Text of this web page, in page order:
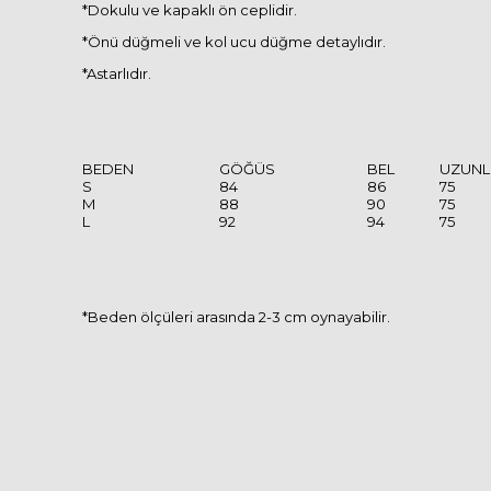
*Dokulu ve kapaklı ön ceplidir.
*Önü düğmeli ve kol ucu düğme detaylıdır.
*Astarlıdır.
BEDEN GÖĞÜS BEL
S
84 86
75
M
88 90
75
L
92 94 75
*Beden ölçüleri arasında 2-3 cm oynayabilir.